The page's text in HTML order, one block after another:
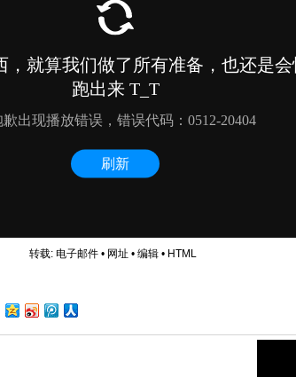
转载: 电子邮件• 网址 • 编辑• HTML